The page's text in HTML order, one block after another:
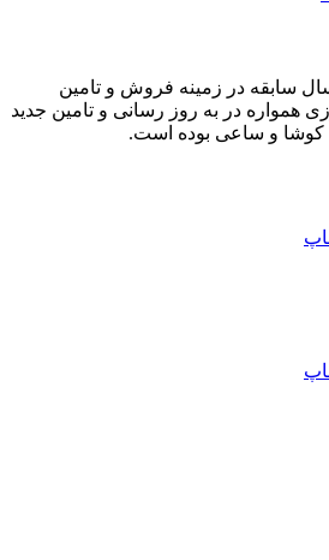
اگروشاپ با20 سال سابقه در زمینه فروش و تامین
همواره در به روز رسانی و تامین جدید
کوشا و ساعی بوده است.